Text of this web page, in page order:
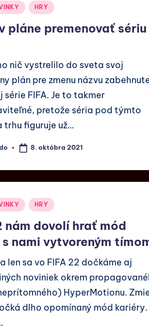
HRY
pláne premenovať sériu
nič vystrelilo do sveta svoj
plán pre zmenu názvu
FIFA. Je to takmer
pretože séria pod týmto
trhu figuruje už…
8. októbra 2021
HRY
nám dovolí hrať mód
nami vytvoreným
len sa vo FIFA 22 dočkáme aj
noviniek okrem
HyperMotionu.
dlho opomínaný mód kariéry.